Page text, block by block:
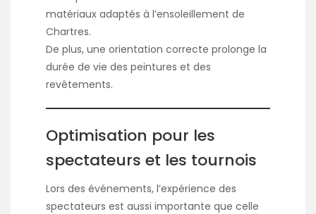
matériaux adaptés à l’ensoleillement de
Chartres.
De plus, une orientation correcte prolonge la
durée de vie des peintures et des
revêtements.
Optimisation pour les
spectateurs et les tournois
Lors des événements, l’expérience des
spectateurs est aussi importante que celle